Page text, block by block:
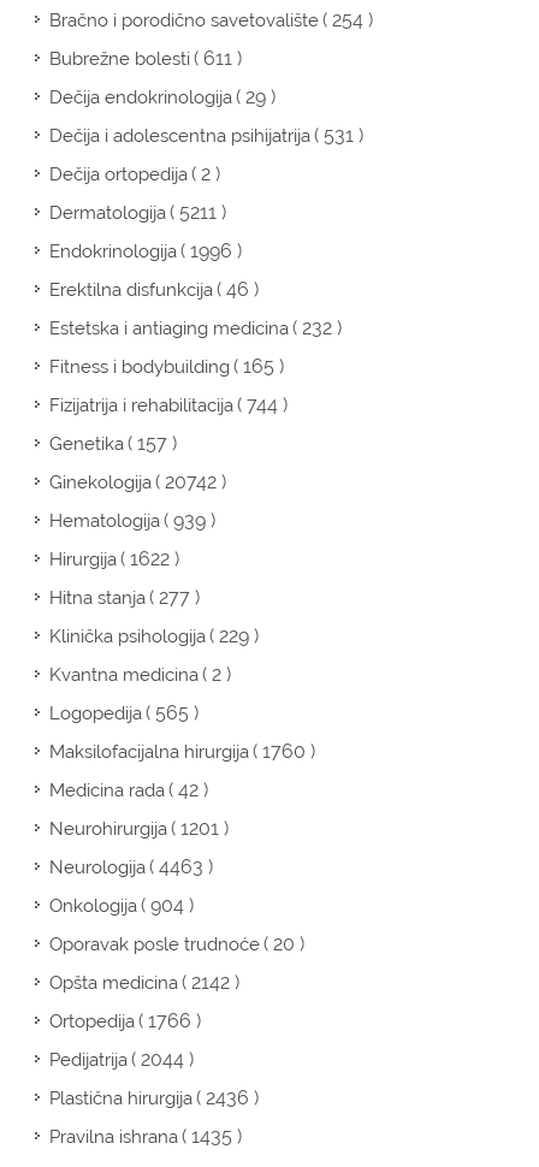
Bračno i porodično savetovalište( 254 )
Bubrežne bolesti( 611 )
Dečija endokrinologija( 29 )
Dečija i adolescentna psihijatrija( 531 )
Dečija ortopedija( 2 )
Dermatologija( 5211 )
Endokrinologija( 1996 )
Erektilna disfunkcija( 46 )
Estetska i antiaging medicina( 232 )
Fitness i bodybuilding( 165 )
Fizijatrija i rehabilitacija( 744 )
Genetika( 157 )
Ginekologija( 20742 )
Hematologija( 939 )
Hirurgija( 1622 )
Hitna stanja( 277 )
Klinička psihologija( 229 )
Kvantna medicina( 2 )
Logopedija( 565 )
Maksilofacijalna hirurgija( 1760 )
Medicina rada( 42 )
Neurohirurgija( 1201 )
Neurologija( 4463 )
Onkologija( 904 )
Oporavak posle trudnoće( 20 )
Opšta medicina( 2142 )
Ortopedija( 1766 )
Pedijatrija( 2044 )
Plastična hirurgija( 2436 )
Pravilna ishrana( 1435 )